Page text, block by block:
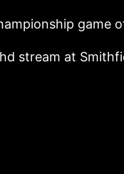
game
stream at